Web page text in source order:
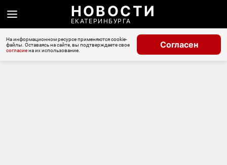
НОВОСТИ
ЕКАТЕРИНБУРГА
На информационном ресурсе применяются cookie-
файлы. Оставаясь на сайте, вы подтверждаете свое
согласиена их использование.
Согласен